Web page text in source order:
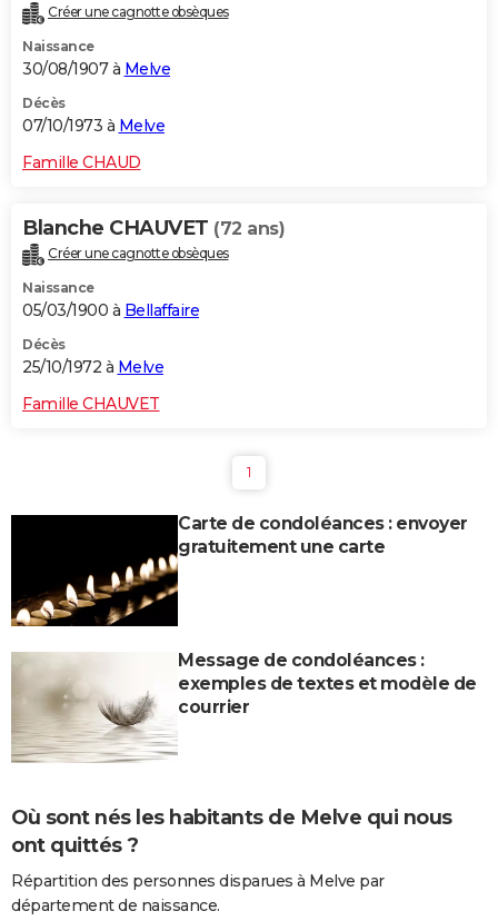
Créer une cagnotte obsèques
Naissance
30/08/1907 à Melve
Décès
07/10/1973 à Melve
Famille CHAUD
Blanche CHAUVET (72 ans)
Créer une cagnotte obsèques
Naissance
05/03/1900 à Bellaffaire
Décès
25/10/1972 à Melve
Famille CHAUVET
1
Carte de condoléances : envoyer
gratuitement une carte
Message de condoléances :
exemples de textes et modèle de
courrier
Où sont nés les habitants de Melve qui nous
ont quittés ?
Répartition des personnes disparues à Melve par
département de naissance.